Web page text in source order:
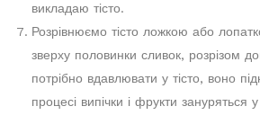
викладаю тісто.
Розрівнюємо тісто ложкою або
зверху половинки сливок, розрізом
потрібно вдавлювати у тісто, воно
процесі випічки і фрукти зануряться у